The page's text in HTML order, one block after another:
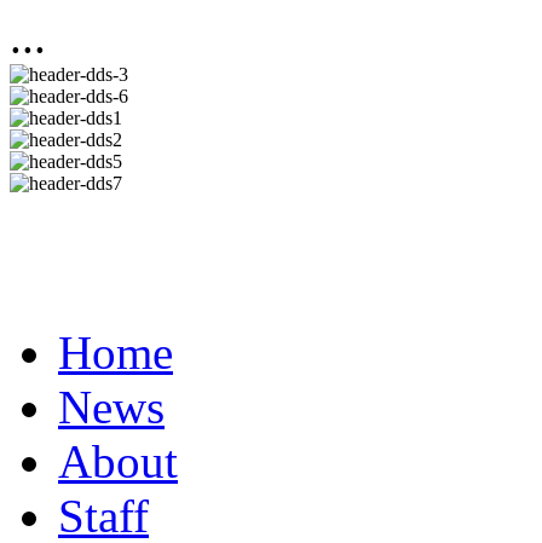
...
Home
News
About
Staff